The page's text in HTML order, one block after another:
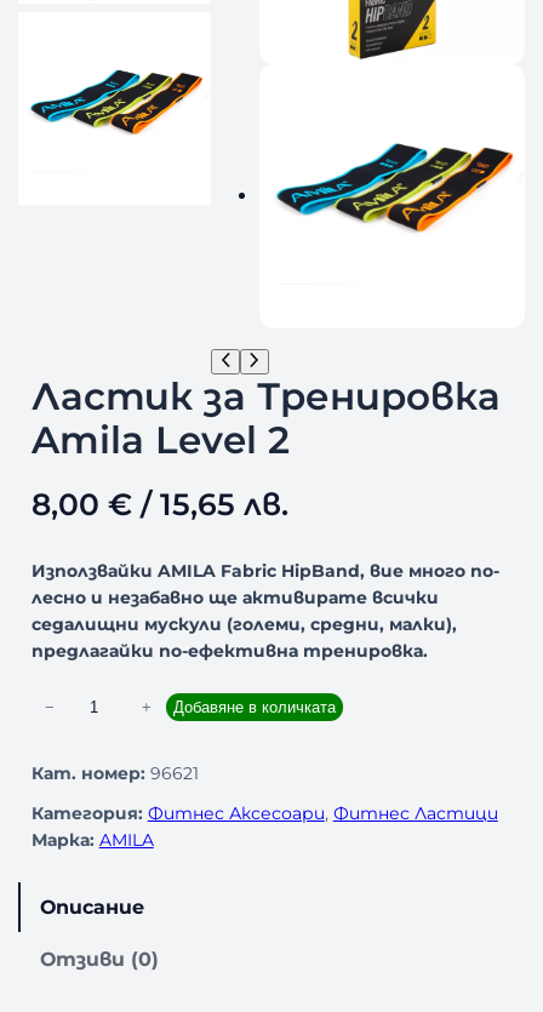
Ластик за Тренировка
Amila Level 2
8,00 €/ 15,65 лв.
Използвайки AMILA Fabric HipBand, вие много по-
лесно и незабавно ще активирате всички
седалищни мускули (големи, средни, малки),
предлагайки по-ефективна тренировка.
ч
е
т
− + Добавяне в количката
Кат. номер: 96621
Категория: Фитнес Аксесоари, Фитнес Ластици
Марка: AMILA
Описание
Отзиви (0)